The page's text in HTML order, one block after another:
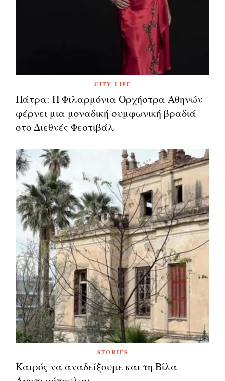
CITY LIFE
Πάτρα: Η Φιλαρμόνια Ορχήστρα Αθηνών
φέρνει μια μοναδική συμφωνική βραδιά
στο Διεθνές Φεστιβάλ
STORIES
Καιρός να αναδείξουμε και τη Βίλα